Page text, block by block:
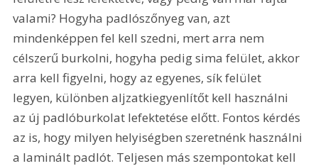
valami? Hogyha padlószőnyeg van, azt
mindenképpen fel kell szedni, mert arra nem
célszerű burkolni, hogyha pedig sima felület, akkor
arra kell figyelni, hogy az egyenes, sík felület
legyen, különben aljzatkiegyenlítőt kell használni
az új padlóburkolat lefektetése előtt. Fontos kérdés
az is, hogy milyen helyiségben szeretnénk használni
a laminált padlót. Teljesen más szempontokat kell